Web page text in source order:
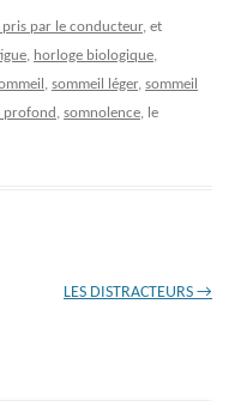
pris par le conducteur, et
, horloge biologique,
, sommeil léger, sommeil
profond , somnolence, le
LES DISTRACTEURS →